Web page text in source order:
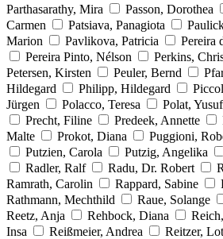
Parthasarathy, Mira
Passon, Dorothea
Carmen
Patsiava, Panagiota
Marion
Pavlikova, Patricia
Pereira
Pereira Pinto, Nélson
Perkins,
Petersen, Kirsten
Peuler, Bernd
Hildegard
Philipp, Hildegard
Jürgen
Polacco, Teresa Polat, Yusuf
Precht, Filine
Predeek, Annette
Malte
Prokot, Diana Puggioni,
Putzien, Carola
Putzig, Angelika
Radler, Ralf
Radu, Dr. Robert
Ramrath, Carolin
Rappard, Sabine
Rathmann, Mechthild
Raue, Solange
Reetz, Anja
Rehbock, Diana
Insa
Reißmeier, Andrea Reitzer,